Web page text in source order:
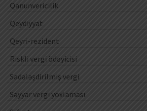
Qanunvericilik
Qeydiyyat
Qeyri-rezident
Riskli vergi ödəyicisi
Sadələşdirilmiş vergi
Səyyar vergi yoxlaması